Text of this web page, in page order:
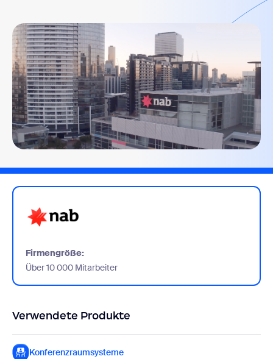
Firmengröße:
Über 10 000 Mitarbeiter
Verwendete Produkte
Konferenzraumsysteme